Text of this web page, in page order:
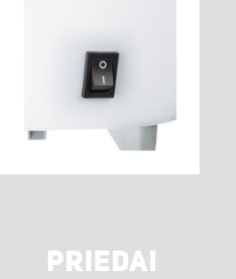
PRIEDAI